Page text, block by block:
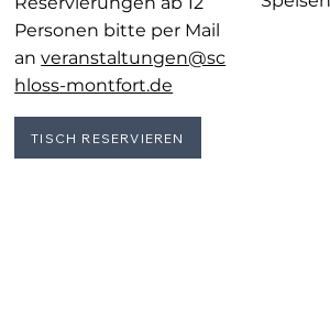
Personen bitte per Mail
anveranstaltungen@sc
hloss-montfort.de
TISCH RESERVIEREN